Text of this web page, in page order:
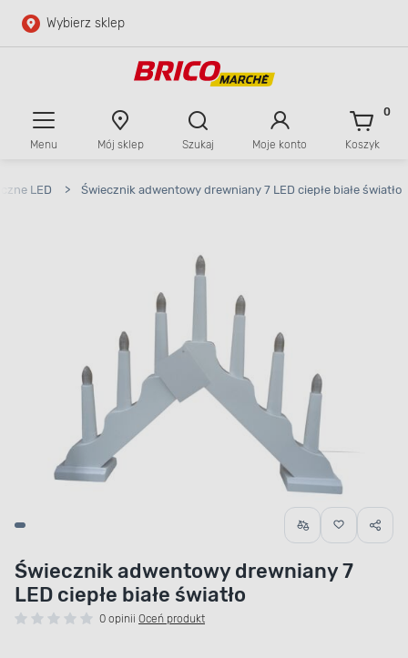
Przejdź do głównej zawartości
Wybierz sklep
Menu Mój sklep Szukaj Moje konto Koszyk
0
LED > Świecznik adwentowy drewniany 7 LED ciepłe białe światło
Świecznik adwentowy drewniany 7
LED ciepłe białe światło
0 opinii Oceń produkt